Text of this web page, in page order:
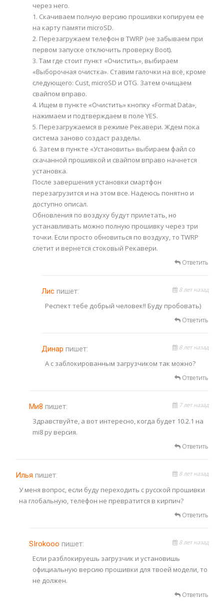
через него.
1. Скачиваем полную версию прошивки копируем ее
на карту памяти microSD.
2. Перезагружаем телефон в TWRP (не забываем при
первом запуске отключить проверку Boot).
3. Там где стоит пункт «Очистить», выбираем
«Выборочная очистка». Ставим галочки на всё, кроме
следующего: Cust, microSD и OTG. Затем очищаем
свайпом вправо.
4. Ищем в пункте «Очистить» кнопку «Format Data»,
нажимаем и подтверждаем в поле YES.
5. Перезагружаемся в режиме Рекавери. Ждем пока
система заново создаст разделы.
6. Затем в пункте «Установить» выбираем файл со
скачанной прошивкой и свайпом вправо начнется
установка.
После завершения установки смартфон
перезагрузится и на этом все. Надеюсь понятно и
доступно описал.
Обновления по воздуху будут прилетать, но
устанавливать можно полную прошивку через три
точки. Если просто обновиться по воздуху, то TWRP
слетит и вернется стоковый Рекавери.
Ответить
Лиспишет: 8 лет назад
Респект тебе добрый человек!! Буду пробовать)
Ответить
Динарпишет: 8 лет назад
А с заблокированным загрузчиком так можно?
Ответить
Ми8пишет: 7 лет назад
Здравствуйте, а вот интересно, когда будет 10.2.1 на
mi8 ру версия.
Ответить
Илья пишет: 8 лет назад
У меня вопрос, если буду переходить с русской прошивки
на глобальную, телефон не превратится в кирпич?
Ответить
SIrokoooпишет: 8 лет назад
Если разблокируешь загрузчик и установишь
официальную версию прошивки для твоей модели, то
не должен.
Ответить